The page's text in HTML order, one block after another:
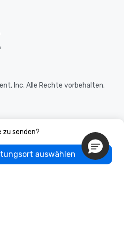
zu senden?
auswählen
Inc. Alle Rechte vorbehalten.